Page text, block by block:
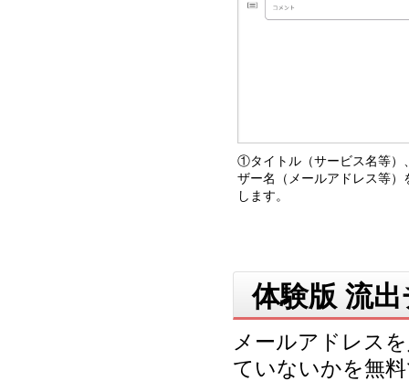
①タイトル（サービス名等）
ザー名（メールアドレス等）
します。
体験版 流
メールアドレス
ていないかを無